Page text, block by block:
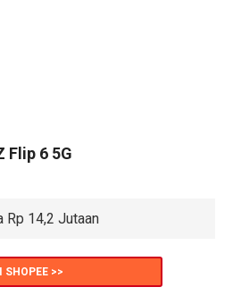
Flip 6 5G
Rp 14,2 Jutaan
SHOPEE >>